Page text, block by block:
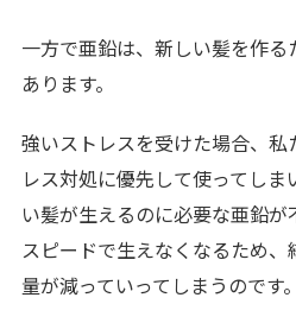
一方で亜鉛は、新しい髪を作
あります。
強いストレスを受けた場合、
レス対処に優先して使ってしま
い髪が生えるのに必要な亜鉛
スピードで生えなくなるため
量が減っていってしまうのです。